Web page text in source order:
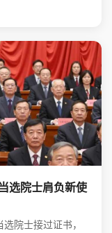
选院士肩负新使
院士接过证书，